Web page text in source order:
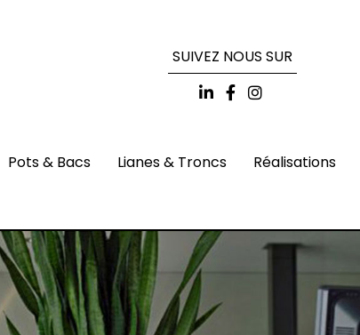
SUIVEZ NOUS SUR
Pots & Bacs Lianes & Troncs
Réalisations